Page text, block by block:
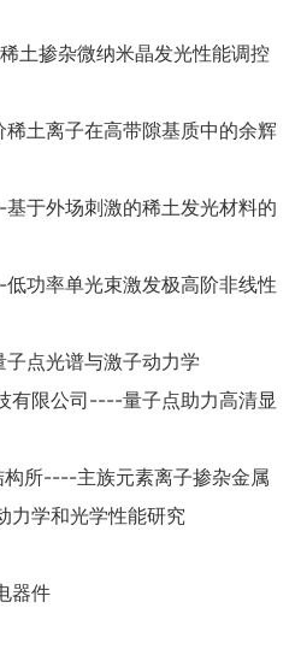
土掺杂微纳米晶发光性能调控
土离子在高带隙基质中的余辉
于外场刺激的稀土发光材料的
功率单光束激发极高阶非线性
点光谱与激子动力学
有限公司----量子点助力高清显
所----主族元素离子掺杂金属
力学和光学性能研究
器件